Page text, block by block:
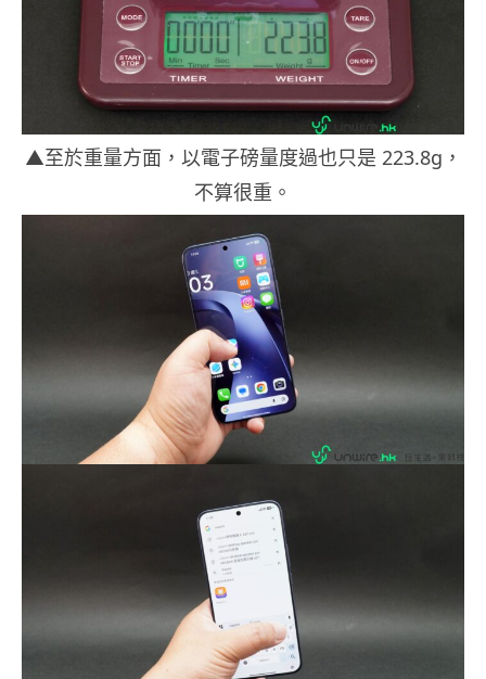
▲至於重量方面，以電子磅量度過也只是 223.8g，
不算很重。